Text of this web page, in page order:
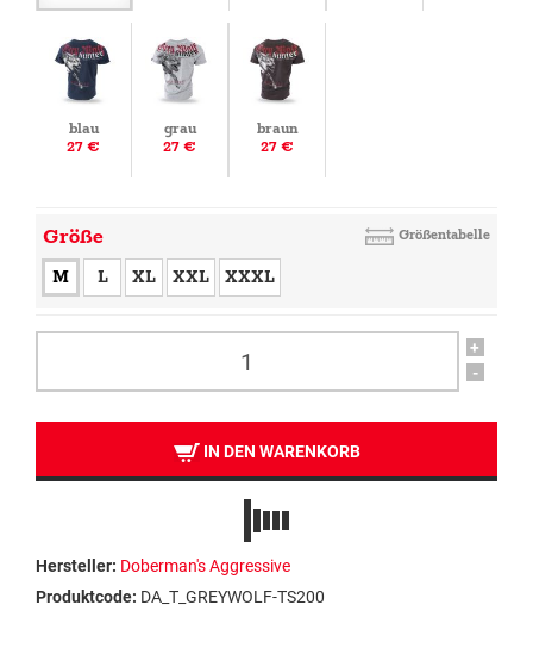
blau
27 €
grau
27 €
braun
27 €
Größe Größentabelle
M L XL XXL XXXL
+
-
IN DEN WARENKORB
Hersteller: Doberman's Aggressive
Produktcode: DA_T_GREYWOLF-TS200